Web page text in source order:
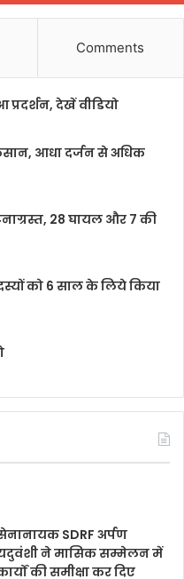
Comments
देखें वीडियो
आधा दर्जन से अधिक
28 घायल और 7 की
को 6 साल के लिये किया
SDRF अर्पण
ने मासिक सम्मेलन में
की समीक्षा कर दिए